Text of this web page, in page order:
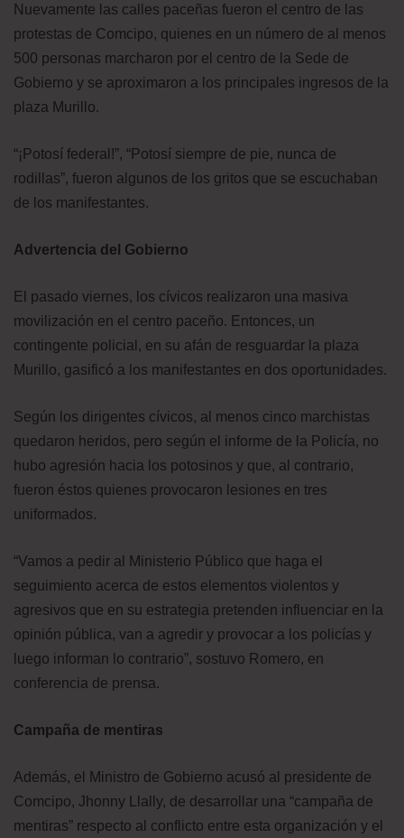
Nuevamente las calles paceñas fueron el centro de las
protestas de Comcipo, quienes en un número de al menos
500 personas marcharon por el centro de la Sede de
Gobierno y se aproximaron a los principales ingresos de la
plaza Murillo.
“¡Potosí federal!”, “Potosí siempre de pie, nunca de
rodillas”, fueron algunos de los gritos que se escuchaban
de los manifestantes.
Advertencia del Gobierno
El pasado viernes, los cívicos realizaron una masiva
movilización en el centro paceño. Entonces, un
contingente policial, en su afán de resguardar la plaza
Murillo, gasificó a los manifestantes en dos oportunidades.
Según los dirigentes cívicos, al menos cinco marchistas
quedaron heridos, pero según el informe de la Policía, no
hubo agresión hacia los potosinos y que, al contrario,
fueron éstos quienes provocaron lesiones en tres
uniformados.
“Vamos a pedir al Ministerio Público que haga el
seguimiento acerca de estos elementos violentos y
agresivos que en su estrategia pretenden influenciar en la
opinión pública, van a agredir y provocar a los policías y
luego informan lo contrario”, sostuvo Romero, en
conferencia de prensa.
Campaña de mentiras
Además, el Ministro de Gobierno acusó al presidente de
Comcipo, Jhonny Llally, de desarrollar una “campaña de
mentiras” respecto al conflicto entre esta organización y el